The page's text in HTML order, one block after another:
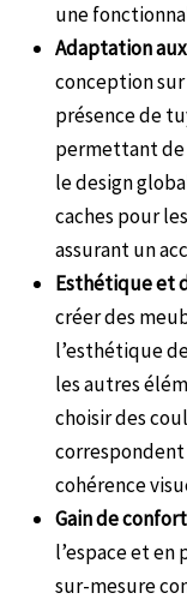
une
Adaptation
conception
présence de
permettant de
le design
caches pour
assurant un
Esthétique et
créer des
l’esthétique
les autres
choisir des
correspondent
cohérence
Gain de
l’espace et
sur-mesure